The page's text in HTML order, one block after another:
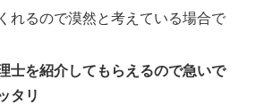
れるので漠然と考えている場合で
士を紹介してもらえるので急いで
タリ